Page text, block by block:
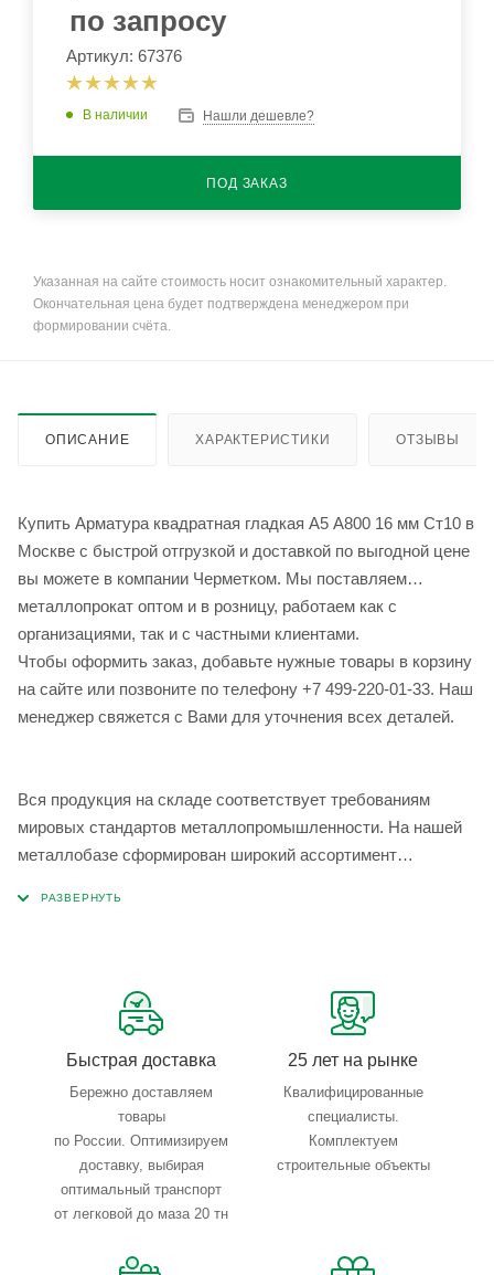
по запросу
Артикул: 67376
В наличии Нашли дешевле?
ПОД ЗАКАЗ
Указанная на сайте стоимость носит ознакомительный характер.
Окончательная цена будет подтверждена менеджером при
формировании счёта.
ОПИСАНИЕ ХАРАКТЕРИСТИКИ ОТЗЫВЫ
Купить Арматура квадратная гладкая А5 А800 16 мм Ст10 в
Москве с быстрой отгрузкой и доставкой по выгодной цене
вы можете в компании Черметком. Мы поставляем
металлопрокат оптом и в розницу, работаем как с
организациями, так и с частными клиентами.
Чтобы оформить заказ, добавьте нужные товары в корзину
на сайте или позвоните по телефону +7 499-220-01-33. Наш
менеджер свяжется с Вами для уточнения всех деталей.
Вся продукция на складе соответствует требованиям
мировых стандартов металлопромышленности. На нашей
металлобазе сформирован широкий ассортимент
Быстрая доставка
Бережно доставляем
товары
по России. Оптимизируем
доставку, выбирая
оптимальный транспорт
от легковой до маза 20 тн
25 лет на рынке
Квалифицированные
специалисты.
Комплектуем
строительные объекты